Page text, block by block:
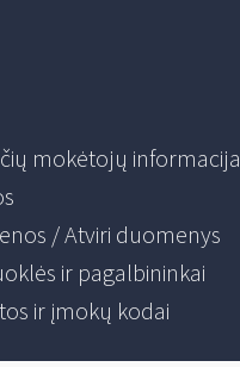
mokėtojų informacija
/ Atviri duomenys
ir pagalbininkai
ir įmokų kodai